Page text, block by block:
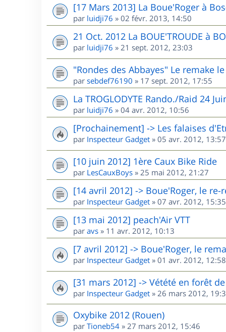
[17 Mars 2013] La Boue'Roger à
par luidji76 » 02 févr. 2013, 14:50
21 Oct. 2012 La BOUE'TROUDE à
par luidji76 » 21 sept. 2012, 23:03
"Rondes des Abbayes" Le remake
par sebdef76190 » 17 sept. 2012, 17:55
La TROGLODYTE Rando./Raid 24
par luidji76 » 04 avr. 2012, 10:56
[Prochainement] -> Les falaises
par Inspecteur Gadget » 05 avr. 2012, 13:57
[10 juin 2012] 1ère Caux Bike Ride
par LesCauxBoys » 25 mai 2012, 21:27
[14 avril 2012] -> Boue'Roger, le re-
par Inspecteur Gadget » 07 avr. 2012, 15:35
[13 mai 2012] peach'Air VTT
par avs » 11 avr. 2012, 10:13
[7 avril 2012] -> Boue'Roger, le
par Inspecteur Gadget » 01 avr. 2012, 12:58
[31 mars 2012] -> Vétété en forêt
par Inspecteur Gadget » 26 mars 2012,
Oxybike 2012 (Rouen)
par Tioneb54 » 27 mars 2012, 15:46